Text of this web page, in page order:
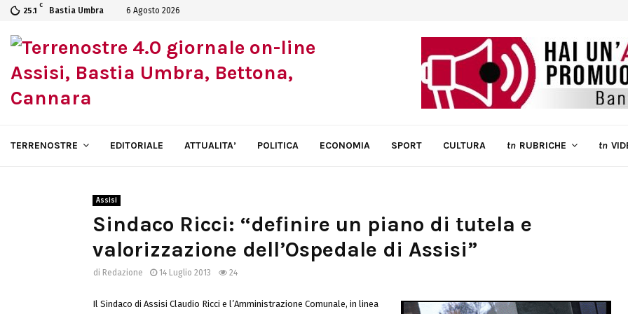
25.1
C
Bastia Umbra 6 Agosto 2026
TERRENOSTRE EDITORIALE ATTUALITA’ POLITICA ECONOMIA SPORT CULTURA tn RUBRICHE tn
Assisi
Sindaco Ricci: “definire un piano di tutela e
valorizzazione dell’Ospedale di Assisi”
di Redazione 14 Luglio 2013 24
Il Sindaco di Assisi Claudio Ricci e l’Amministrazione Comunale, in linea